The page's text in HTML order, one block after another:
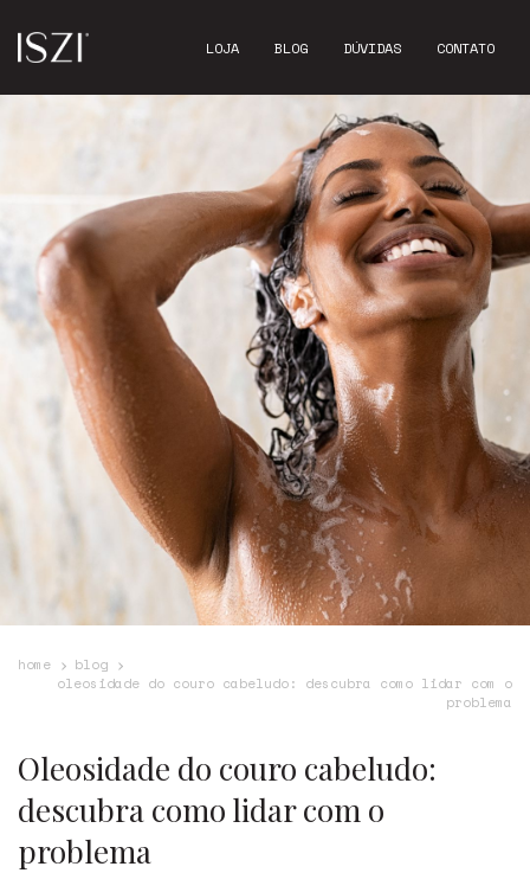
LOJA BLOG DÚVIDAS CONTATO
home
blog
oleosidade do couro cabeludo: descubra como lidar com o
problema
Oleosidade do couro cabeludo:
descubra como lidar com o
problema